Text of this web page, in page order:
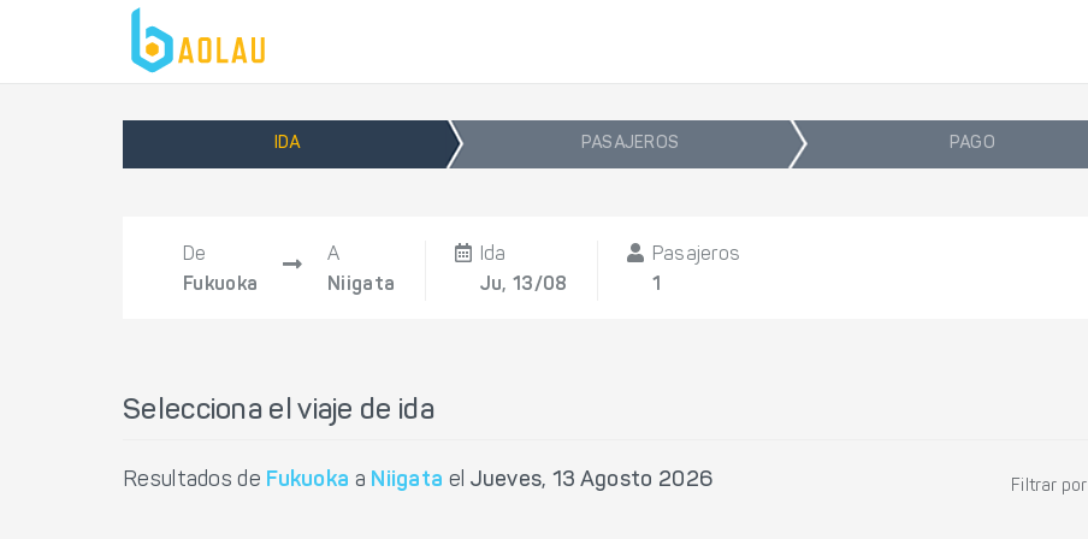
IDA PASAJEROS PAGO
De
Fukuoka
A
Niigata
Ida
Ju, 13/08
Pasajeros
1
Selecciona el viaje de ida
Resultados de Fukuoka a Niigata el Jueves, 13 Agosto 2026 Filtrar por